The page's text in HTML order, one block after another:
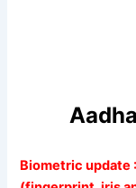
Biometric update